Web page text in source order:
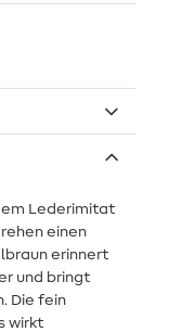
Lederimitat
einen
erinnert
und bringt
Die fein
wirkt